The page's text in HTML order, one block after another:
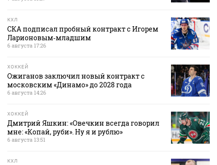
КХЛ
СКА подписал пробный контракт с Игорем
Ларионовым‑младшим
6 августа 17:26
ХОККЕЙ
Ожиганов заключил новый контракт с
московским «Динамо» до 2028 года
6 августа 14:26
ХОККЕЙ
Дмитрий Яшкин: «Овечкин всегда говорил
мне: «Копай, руби». Ну я и рублю»
6 августа 13:51
КХЛ